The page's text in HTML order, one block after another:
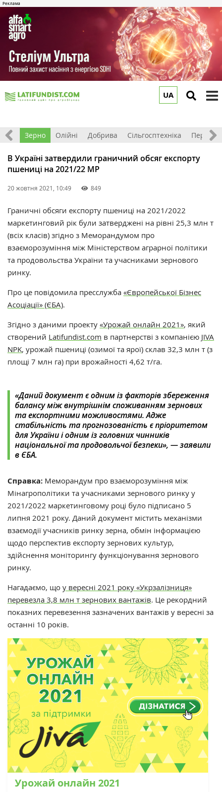
UA
Світ Зерно Олійні Добрива Сільгосптехніка
В Україні затвердили граничний обсяг експорту
пшениці на 2021/22 МР
20 жовтня 2021, 10:49 849
Граничні обсяги експорту пшениці на 2021/2022
маркетинговий рік були затверджені на рівні 25,3 млн т
(всіх класів) згідно з Меморандумом про
взаєморозуміння між Міністерством аграрної політики
та продовольства України та учасниками зернового
ринку.
Про це повідомила пресслужба «Європейської Бізнес
Асоціації» (ЄБА).
Згідно з даними проекту «Урожай онлайн 2021», який
створений Latifundist.com в партнерстві з компанією JIVA
NPK, урожай пшениці (озимої та ярої) склав 32,3 млн т (з
площі 7 млн га) при врожайності 4,62 т/га.
«Даний документ є одним із факторів збереження
балансу між внутрішнім споживанням зернових
та експортними можливостями. Адже
стабільність та прогнозованість є пріоритетом
для України і одним із головних чинників
національної та продовольчої безпеки», — заявили
в ЄБА.
Справка: Меморандум про взаєморозуміння між
Мінагрополітики та учасниками зернового ринку у
2021/2022 маркетинговому році було підписано 5
липня 2021 року. Даний документ містить механізми
взаємодії учасників ринку зерна, обмін інформацією
щодо перспектив експорту зернових культур,
здійснення моніторингу функціонування зернового
ринку.
Нагадаємо, що у вересні 2021 року «Укрзалізниця»
перевезла 3,8 млн т зернових вантажів. Це рекордний
показних перевезення зазначених вантажів у вересні за
останні 10 років.
Урожай онлайн 2021